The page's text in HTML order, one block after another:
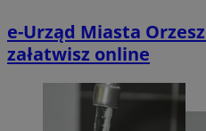
e-Urząd Miasta
załatwisz online